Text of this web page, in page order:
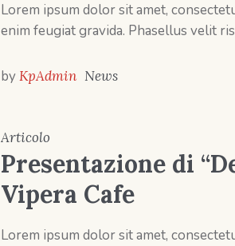
Lorem ipsum dolor sit amet,
enim feugiat gravida. Phasellus velit
byKpAdmin News
Articolo
Presentazione di
Vipera Cafe
Lorem ipsum dolor sit amet,